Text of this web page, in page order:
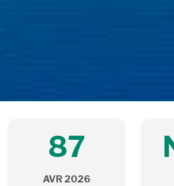
87
AVR 2026